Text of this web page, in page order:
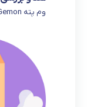
وم پته Gemon مخصوص توله سگ با طعم بوقلمون